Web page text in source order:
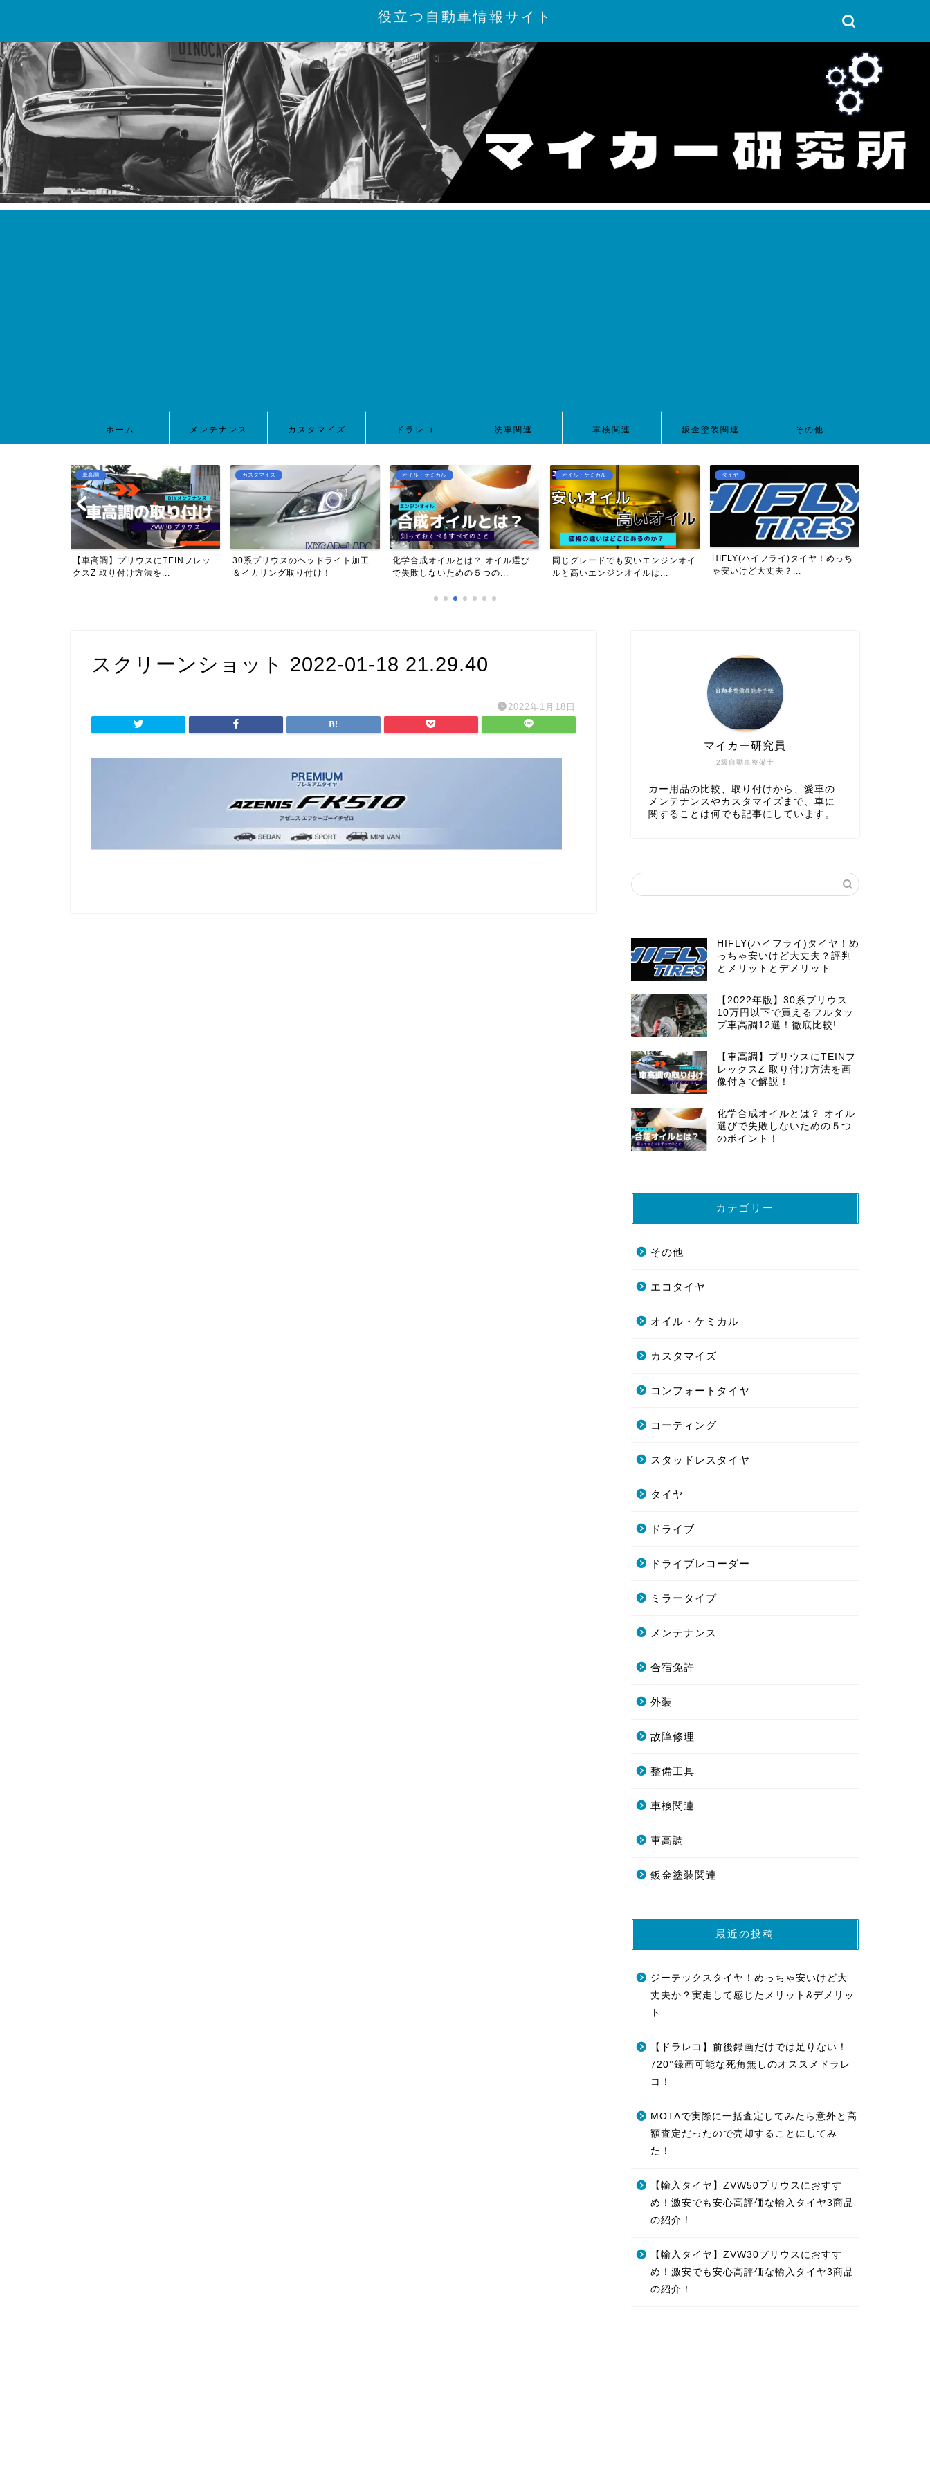
役立つ自動車情報サイト
ホーム メンテナンス カスタマイズ ドラレコ 洗車関連 車検関連 鈑金塗装関連 その他
車高調
【車高調】プリウスにTEINフレッ
クスZ 取り付け方法を...
カスタマイズ
30系プリウスのヘッドライト加工
＆イカリング取り付け！
オイル・ケミカル
化学合成オイルとは？ オイル選び
で失敗しないための５つの...
オイル・ケミカル
同じグレードでも安いエンジンオイ
ルと高いエンジンオイルは...
タイヤ
HIFLY(ハイフライ)タイヤ！めっち
ゃ安いけど大丈夫？...
スクリーンショット 2022-01-18 21.29.40
2022年1月18日
2級自動車整備士
マイカー研究員
カー用品の比較、取り付けから、愛車の
メンテナンスやカスタマイズまで、車に
関することは何でも記事にしています。
HIFLY(ハイフライ)タイヤ！め
っちゃ安いけど大丈夫？評判
とメリットとデメリット
【2022年版】30系プリウス
10万円以下で買えるフルタッ
プ車高調12選！徹底比較!
【車高調】プリウスにTEINフ
レックスZ 取り付け方法を画
像付きで解説！
化学合成オイルとは？ オイル
選びで失敗しないための５つ
のポイント！
カテゴリー
その他
エコタイヤ
オイル・ケミカル
カスタマイズ
コンフォートタイヤ
コーティング
スタッドレスタイヤ
タイヤ
ドライブ
ドライブレコーダー
ミラータイプ
メンテナンス
合宿免許
外装
故障修理
整備工具
車検関連
車高調
鈑金塗装関連
最近の投稿
ジーテックスタイヤ！めっちゃ安いけど大
丈夫か？実走して感じたメリット&デメリッ
ト
【ドラレコ】前後録画だけでは足りない！
720°録画可能な死角無しのオススメドラレ
コ！
MOTAで実際に一括査定してみたら意外と高
額査定だったので売却することにしてみ
た！
【輸入タイヤ】ZVW50プリウスにおすす
め！激安でも安心高評価な輸入タイヤ3商品
の紹介！
【輸入タイヤ】ZVW30プリウスにおすす
め！激安でも安心高評価な輸入タイヤ3商品
の紹介！